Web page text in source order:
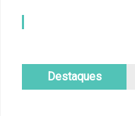
Destaques